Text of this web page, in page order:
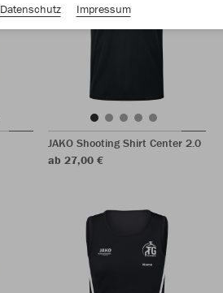
JAKO Shooting Shirt Center 2.0
ab 27,00 €
Datenschutz
Impressum